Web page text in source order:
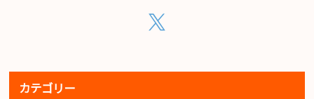
カテゴリー